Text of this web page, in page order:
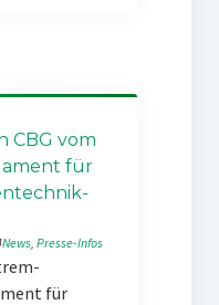
CBG vom
für
News, Presse-Infos
für